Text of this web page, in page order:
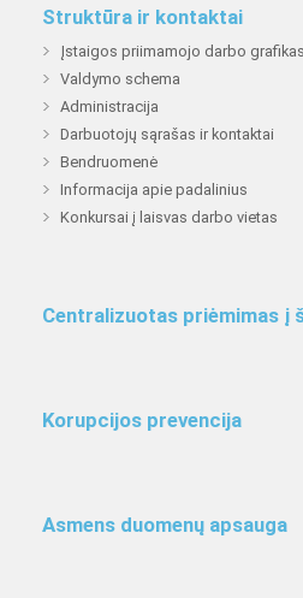
Struktūra ir kontaktai
Įstaigos priimamojo darbo grafikas
Valdymo schema
Administracija
Darbuotojų sąrašas ir kontaktai
Bendruomenė
Informacija apie padalinius
Konkursai į laisvas darbo vietas
Centralizuotas priėmimas į
Korupcijos prevencija
Asmens duomenų apsauga